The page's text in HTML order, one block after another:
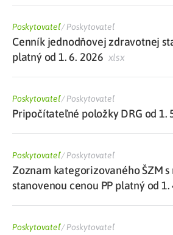
Poskytovateľ/Poskytovateľ
Cenník jednodňovej zdravotnej
platný od 1. 6. 2026 xlsx
Poskytovateľ/Poskytovateľ
Pripočítateľné položky DRG od 1.
Poskytovateľ/Poskytovateľ
Zoznam kategorizovaného ŠZM
stanovenou cenou PP platný od 1.
Poskytovateľ/Poskytovateľ